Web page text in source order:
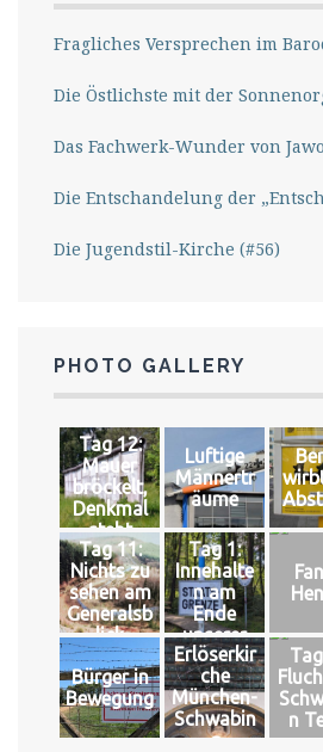
Fragliches Versprechen im
Die Östlichste mit der
Das Fachwerk-Wunder von
Die Entschandelung der
Die Jugendstil-Kirche (#56)
PHOTO GALLERY
Tag 12:
Mauer
bröckelt,
Denkmal
steht
Luftige
Männertr
äume
Tag 11:
Nichts zu
sehen am
Generalsb
lick
Tag 1:
Innehalte
n am
Ende
unserer
Welt
Bürger in
Bewegung
Erlöserkir
che
München-
Schwabin
g
n